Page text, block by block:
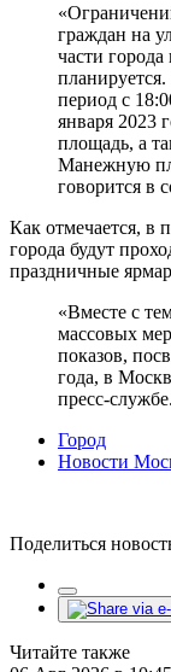
граждан на
части
период с
января 2023
площадь, а
Манежную
говорится в
Как отмечается, в
города будут
праздничные
«Вместе с
массовых
показов,
года, в
пресс-службе.
Город
Новости
Поделиться
Читайте также